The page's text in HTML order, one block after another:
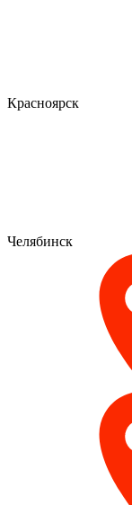
Красноярск
Челябинск